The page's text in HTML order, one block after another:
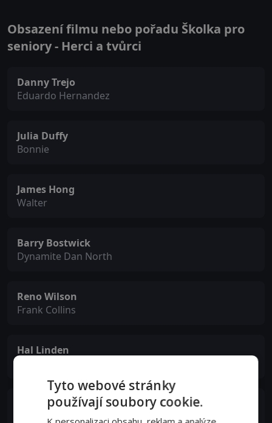
Obsazení filmu nebo pořadu Školka pro
seniory - Herci a tvůrci
Danny Trejo
Eduardo Hernandez
Julia Duffy
Bonnie
James Hong
Walter
Barry Bostwick
Dynamite Dan North
Reno Wilson
Frank Collins
Hal Linden
Linda Gray
Blanche
Tyto webové stránky
používají soubory cookie.